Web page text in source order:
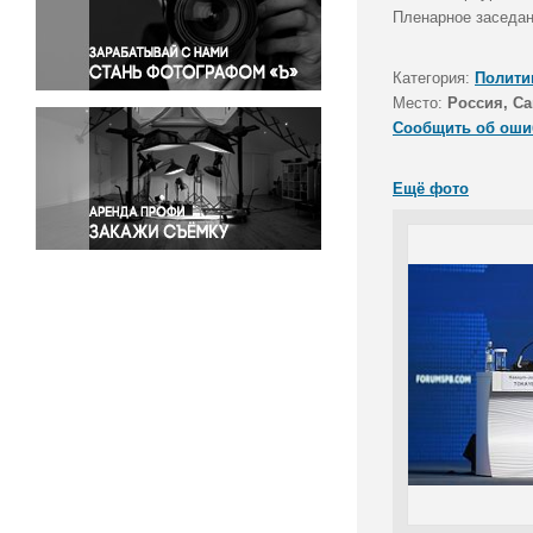
Правосудие
Происшествия и конфликты
Религия
Светская жизнь
Спорт
Экология
Экономика и бизнес
Пленарное
Категория:
Место: Россия,
Сообщить об
Ещё фото